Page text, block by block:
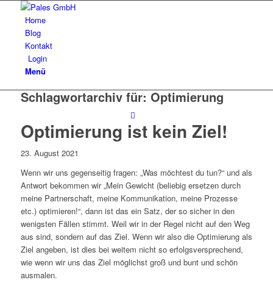
Home
Blog
Kontakt
Login
Menü
Schlagwortarchiv für: Optimierung
Optimierung ist kein Ziel!
23. August 2021
Wenn wir uns gegenseitig fragen: „Was möchtest du tun?“ und als
Antwort bekommen wir „Mein Gewicht (beliebig ersetzen durch
meine Partnerschaft, meine Kommunikation, meine Prozesse
etc.) optimieren!“, dann ist das ein Satz, der so sicher in den
wenigsten Fällen stimmt. Weil wir in der Regel nicht auf den Weg
aus sind, sondern auf das Ziel. Wenn wir also die Optimierung als
Ziel angeben, ist dies bei weitem nicht so erfolgsversprechend,
wie wenn wir uns das Ziel möglichst groß und bunt und schön
ausmalen.